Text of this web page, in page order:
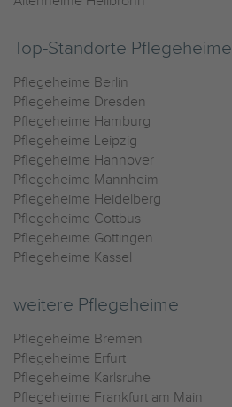
Top-Standorte Pflegeheime
Pflegeheime Berlin
Pflegeheime Dresden
Pflegeheime Hamburg
Pflegeheime Leipzig
Pflegeheime Hannover
Pflegeheime Mannheim
Pflegeheime Heidelberg
Pflegeheime Cottbus
Pflegeheime Göttingen
Pflegeheime Kassel
weitere Pflegeheime
Pflegeheime Bremen
Pflegeheime Erfurt
Pflegeheime Karlsruhe
Pflegeheime Frankfurt am Main